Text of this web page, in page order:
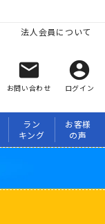
法人会員について
mail
お問い合わせ
account_circle
ログイン
ラン
キング
お客様
の声